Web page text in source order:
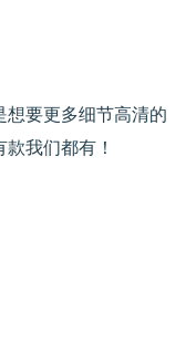
想要更多细节高清的
我们都有！